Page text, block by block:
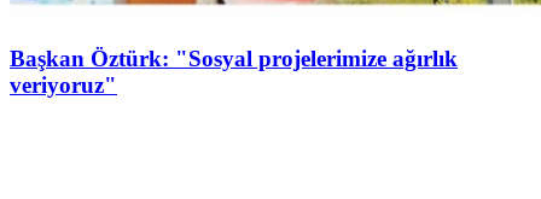
Başkan Öztürk: "Sosyal projelerimize ağırlık
veriyoruz"